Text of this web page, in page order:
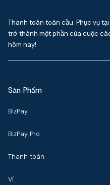
Thanh toán toàn cầu. Phục vụ
trở thành một phần của cuộc
hôm nay!
Sản Phẩm
BizPay
BizPay Pro
Thanh toán
Ví